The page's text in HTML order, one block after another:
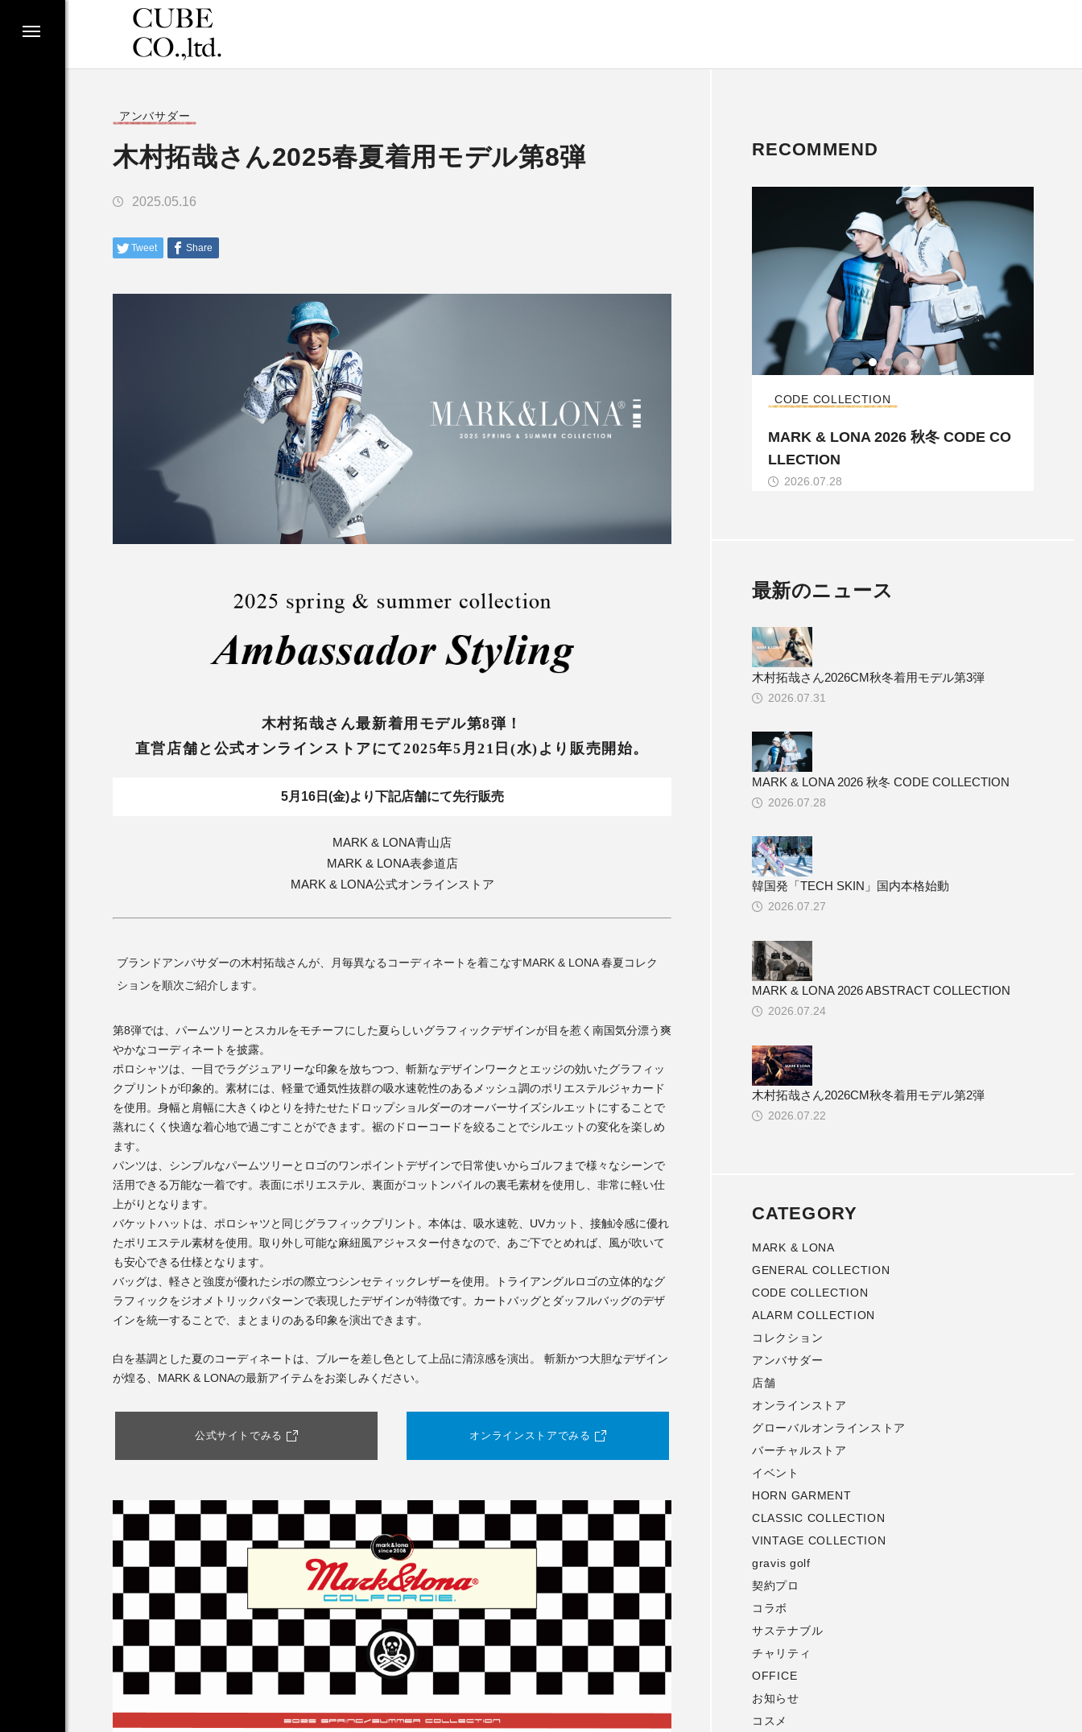
RECOMMEND
2026.07.15
アンバサダー
木村拓哉さん2026CM秋冬着用モデル
アンバサダー
木村拓哉さん2026CM秋冬着用モデル
2026.07.28
CODE COLLECTION
MARK & LONA 2026 秋冬 CODE CO
LLECTION
最新のニュース
2026.07.31
木村拓哉さん2026CM秋冬着用モデル第3弾
2026.07.28
MARK & LONA 2026 秋冬 CODE COLLECTION
2026.07.27
韓国発「TECH SKIN」国内本格始動
2026.07.24
MARK & LONA 2026 ABSTRACT COLLECTION
2026.07.22
木村拓哉さん2026CM秋冬着用モデル第2弾
CATEGORY
MARK & LONA
GENERAL COLLECTION
CODE COLLECTION
ALARM COLLECTION
コレクション
アンバサダー
店舗
オンラインストア
グローバルオンラインストア
バーチャルストア
イベント
HORN GARMENT
CLASSIC COLLECTION
VINTAGE COLLECTION
gravis golf
契約プロ
コラボ
サステナブル
チャリティ
OFFICE
お知らせ
コスメ
アンバサダー
木村拓哉さん2025春夏着用モデル第8弾
2025.05.16
木村拓哉さん最新着用モデル第8弾！
直営店舗と公式オンラインストアにて2025年5月21日(水)より販売開始。
5月16日(金)より下記店舗にて先行販売
MARK & LONA青山店
MARK & LONA表参道店
MARK & LONA公式オンラインストア
ブランドアンバサダーの木村拓哉さんが、月毎異なるコーディネートを着こなすMARK & LONA 春夏コレク
ションを順次ご紹介します。
第8弾では、パームツリーとスカルをモチーフにした夏らしいグラフィックデザインが目を惹く南国気分漂う爽
やかなコーディネートを披露。
ポロシャツは、一目でラグジュアリーな印象を放ちつつ、斬新なデザインワークとエッジの効いたグラフィッ
クプリントが印象的。素材には、軽量で通気性抜群の吸水速乾性のあるメッシュ調のポリエステルジャカード
を使用。身幅と肩幅に大きくゆとりを持たせたドロップショルダーのオーバーサイズシルエットにすることで
蒸れにくく快適な着心地で過ごすことができます。裾のドローコードを絞ることでシルエットの変化を楽しめ
ます。
パンツは、シンプルなパームツリーとロゴのワンポイントデザインで日常使いからゴルフまで様々なシーンで
活用できる万能な一着です。表面にポリエステル、裏面がコットンパイルの裏毛素材を使用し、非常に軽い仕
上がりとなります。
バケットハットは、ポロシャツと同じグラフィックプリント。本体は、吸水速乾、UVカット、接触冷感に優れ
たポリエステル素材を使用。取り外し可能な麻紐風アジャスター付きなので、あご下でとめれば、風が吹いて
も安心できる仕様となります。
バッグは、軽さと強度が優れたシボの際立つシンセティックレザーを使用。トライアングルロゴの立体的なグ
ラフィックをジオメトリックパターンで表現したデザインが特徴です。カートバッグとダッフルバッグのデザ
インを統一することで、まとまりのある印象を演出できます。
白を基調とした夏のコーディネートは、ブルーを差し色として上品に清涼感を演出。 斬新かつ大胆なデザイン
が煌る、MARK & LONAの最新アイテムをお楽しみください。
公式サイトでみる オンラインストアでみる